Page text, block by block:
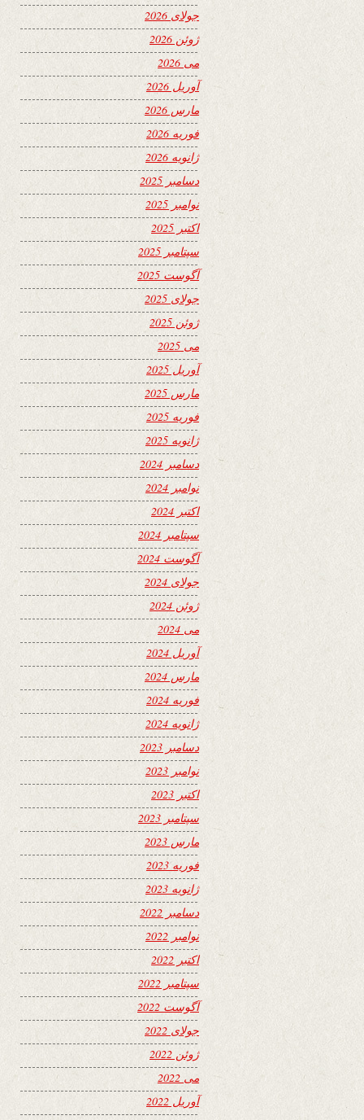
جولای 2026
ژوئن 2026
می 2026
آوریل 2026
مارس 2026
فوریه 2026
ژانویه 2026
دسامبر 2025
نوامبر 2025
اکتبر 2025
سپتامبر 2025
آگوست 2025
جولای 2025
ژوئن 2025
می 2025
آوریل 2025
مارس 2025
فوریه 2025
ژانویه 2025
دسامبر 2024
نوامبر 2024
اکتبر 2024
سپتامبر 2024
آگوست 2024
جولای 2024
ژوئن 2024
می 2024
آوریل 2024
مارس 2024
فوریه 2024
ژانویه 2024
دسامبر 2023
نوامبر 2023
اکتبر 2023
سپتامبر 2023
مارس 2023
فوریه 2023
ژانویه 2023
دسامبر 2022
نوامبر 2022
اکتبر 2022
سپتامبر 2022
آگوست 2022
جولای 2022
ژوئن 2022
می 2022
آوریل 2022